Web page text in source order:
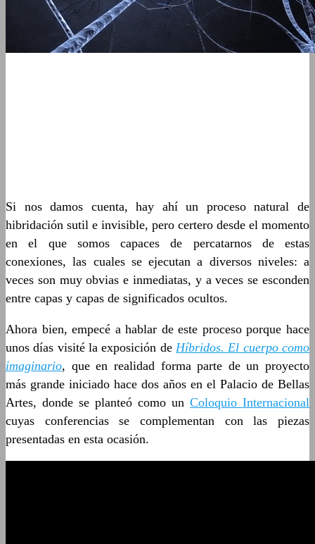
Si nos damos cuenta, hay ahí un proceso natural de
hibridación sutil e invisible, pero certero desde el momento
en el que somos capaces de percatarnos de estas
conexiones, las cuales se ejecutan a diversos niveles: a
veces son muy obvias e inmediatas, y a veces se esconden
entre capas y capas de significados ocultos.
Ahora bien, empecé a hablar de este proceso porque hace
unos días visité la exposición de Híbridos. El cuerpo como
imaginario, que en realidad forma parte de un proyecto
más grande iniciado hace dos años en el Palacio de Bellas
Artes, donde se planteó como un Coloquio Internacional
cuyas conferencias se complementan con las piezas
presentadas en esta ocasión.